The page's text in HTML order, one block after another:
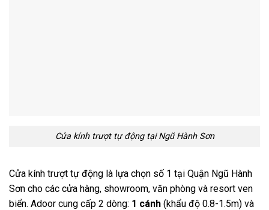
Cửa kính trượt tự động tại Ngũ Hành Sơn
Cửa kính trượt tự động là lựa chọn số 1 tại Quận Ngũ Hành
Sơn cho các cửa hàng, showroom, văn phòng và resort ven
biển. Adoor cung cấp 2 dòng: 1 cánh (khẩu độ 0.8-1.5m) và